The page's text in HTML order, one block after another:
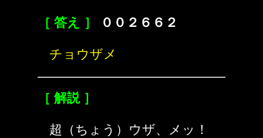
［ 答え ］ ００２６６２
チョウザメ
［ 解説 ］
超（ちょう）ウザ、メッ！